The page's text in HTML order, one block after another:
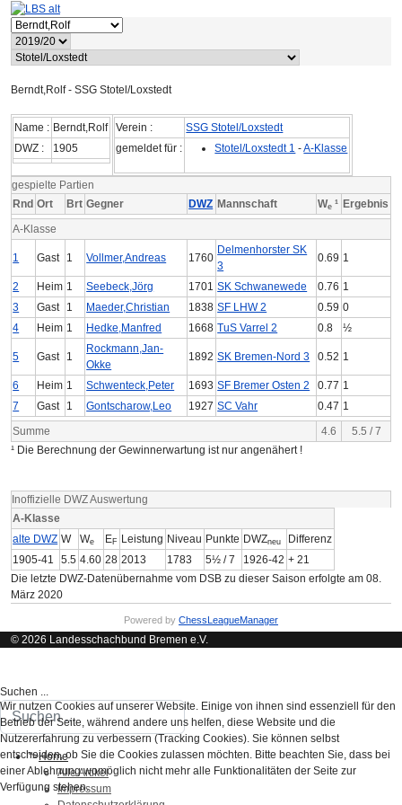
Berndt,Rolf - SSG Stotel/Loxstedt
Name : Berndt,Rolf
DWZ :
1905
Verein :
SSG Stotel/Loxstedt
gemeldet für :
Stotel/Loxstedt 1 -A-Klasse
gespielte Partien
Rnd Ort Brt Gegner DWZ Mannschaft We ¹ Ergebnis
A-Klasse
1 Gast 1 Vollmer,Andreas 1760
Delmenhorster SK
3
0.69 1
2 Heim 1 Seebeck,Jörg 1701 SK Schwanewede 0.76 1
3
Gast 1 Maeder,Christian 1838 SF LHW 2 0.59 0
4
Heim 1 Hedke,Manfred 1668 TuS Varrel 2 0.8 ½
5 Gast 1
Rockmann,Jan-
Okke
1892 SK Bremen-Nord 3 0.52 1
6 Heim 1 Schwenteck,Peter 1693 SF Bremer Osten 2 0.77 1
7
Gast 1 Gontscharow,Leo 1927 SC Vahr 0.47 1
Summe
4.6
5.5 / 7
¹ Die Berechnung der Gewinnerwartung ist nur angenähert !
Inoffizielle DWZ Auswertung
A-Klasse
alte DWZ W We EF Leistung Niveau Punkte DWZneu
Differenz
1905-41
5.5 4.60 28 2013 1783 5½ / 7 1926-42 + 21
Die letzte DWZ-Datenübernahme vom DSB zu dieser Saison erfolgte am 08.
März 2020
Powered by ChessLeagueManager
© 2026 Landesschachbund Bremen e.V.
Suchen ...
">Home
Alle Artikel
Impressum
Wir nutzen Cookies auf unserer Website. Einige von ihnen sind essenziell für den
Betrieb der Seite, während andere uns helfen, diese Website und die
Nutzererfahrung zu verbessern (Tracking Cookies). Sie können selbst
entscheiden, ob Sie die Cookies zulassen möchten. Bitte beachten Sie, dass bei
einer Ablehnung womöglich nicht mehr alle Funktionalitäten der Seite zur
Verfügung stehen.